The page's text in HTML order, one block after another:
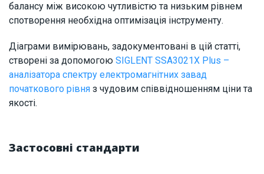
балансу між високою чутливістю та низьким рівнем
спотворення необхідна оптимізація інструменту.
Діаграми вимірювань, задокументовані в цій статті,
створені за допомогою SIGLENT SSA3021X Plus –
аналізатора спектру електромагнітних завад
початкового рівня з чудовим співвідношенням ціни та
якості.
Застосовні стандарти